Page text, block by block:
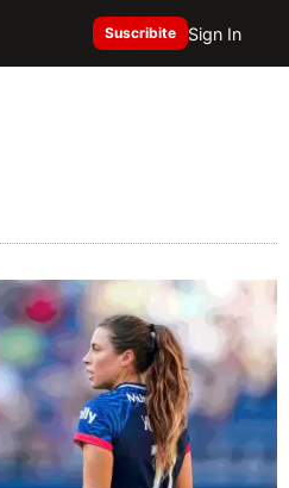
Suscribite Sign In